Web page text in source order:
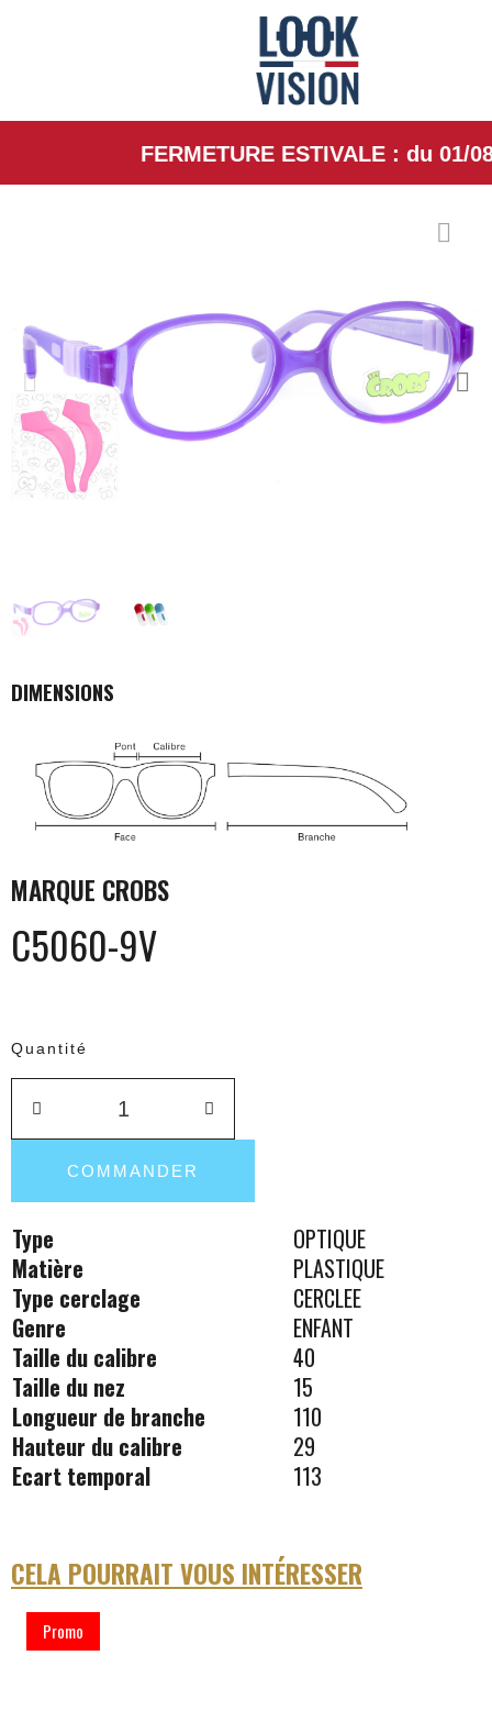
FERMETURE ESTIVALE : du 01/08/
DIMENSIONS
MARQUE CROBS
C5060-9V
Quantité
COMMANDER
Type
OPTIQUE
Matière
PLASTIQUE
Type cerclage
CERCLEE
Genre
ENFANT
Taille du calibre
40
Taille du nez
15
Longueur de branche
110
Hauteur du calibre
29
Ecart temporal
113
CELA POURRAIT VOUS INTÉRESSER
Promo